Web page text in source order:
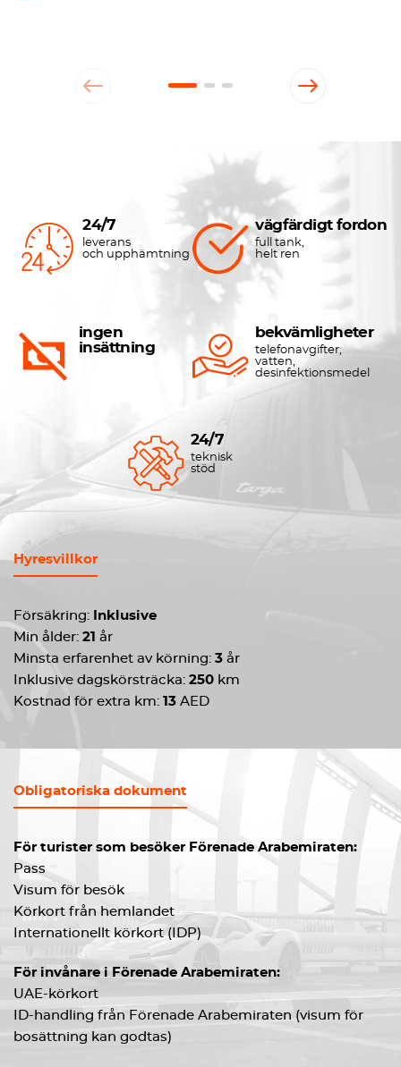
24/7
leverans
och upphämtning
vägfärdigt fordon
full tank,
helt ren
ingen
insättning
bekvämligheter
telefonavgifter,
vatten,
desinfektionsmedel
24/7
teknisk
stöd
Hyresvillkor
Försäkring:
Inklusive
Min ålder: 21 år
Minsta erfarenhet av körning: 3 år
Inklusive dagskörsträcka: 250 km
Kostnad för extra km: 13 AED
Obligatoriska dokument
För turister som besöker Förenade Arabemiraten:
Pass
Visum för besök
Körkort från hemlandet
Internationellt körkort (IDP)
För invånare i Förenade Arabemiraten:
UAE-körkort
ID-handling från Förenade Arabemiraten (visum för
bosättning kan godtas)